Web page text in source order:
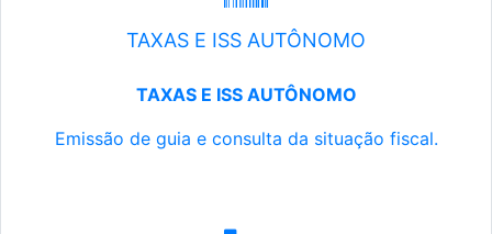
TAXAS E ISS AUTÔNOMO
TAXAS E ISS AUTÔNOMO
Emissão de guia e consulta da situação fiscal.